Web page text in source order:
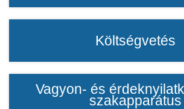
Költségvetés
Vagyon- és
szakapparátus